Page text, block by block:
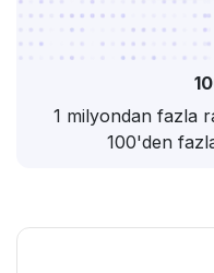
1 milyondan fazla
100'den